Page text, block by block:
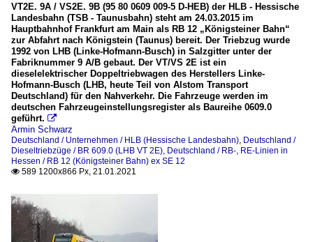
VT2E. 9A / VS2E. 9B (95 80 0609 009-5 D-HEB) der HLB - Hessische
Landesbahn (TSB - Taunusbahn) steht am 24.03.2015 im
Hauptbahnhof Frankfurt am Main als RB 12 „Königsteiner Bahn“
zur Abfahrt nach Königstein (Taunus) bereit. Der Triebzug wurde
1992 von LHB (Linke-Hofmann-Busch) in Salzgitter unter der
Fabriknummer 9 A/B gebaut. Der VT/VS 2E ist ein
dieselelektrischer Doppeltriebwagen des Herstellers Linke-
Hofmann-Busch (LHB, heute Teil von Alstom Transport
Deutschland) für den Nahverkehr. Die Fahrzeuge werden im
deutschen Fahrzeugeinstellungsregister als Baureihe 0609.0
geführt. 
Armin Schwarz
Deutschland / Unternehmen / HLB (Hessische Landesbahn), Deutschland /
Dieseltriebzüge / BR 609.0 (LHB VT 2E), Deutschland / RB-, RE-Linien in
Hessen / RB 12 (Königsteiner Bahn) ex SE 12
 589 1200x866 Px, 21.01.2021